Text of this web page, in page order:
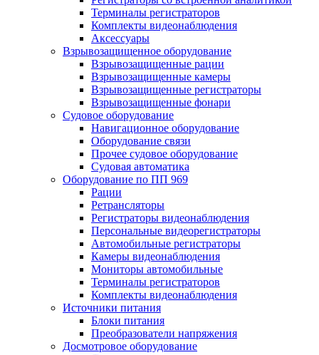
Терминалы регистраторов
Комплекты видеонаблюдения
Аксессуары
Взрывозащищенное оборудование
Взрывозащищенные рации
Взрывозащищенные камеры
Взрывозащищенные регистраторы
Взрывозащищенные фонари
Судовое оборудование
Навигационное оборудование
Оборудование связи
Прочее судовое оборудование
Судовая автоматика
Оборудование по ПП 969
Рации
Ретрансляторы
Регистраторы видеонаблюдения
Персональные видеорегистраторы
Автомобильные регистраторы
Камеры видеонаблюдения
Мониторы автомобильные
Терминалы регистраторов
Комплекты видеонаблюдения
Источники питания
Блоки питания
Преобразователи напряжения
Досмотровое оборудование